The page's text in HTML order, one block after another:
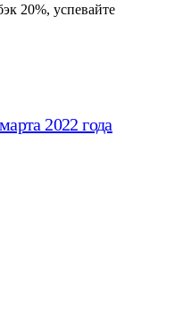
20%, успевайте
2022 года